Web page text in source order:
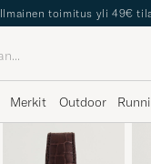
Ilmainen toimitus yli 49€
Merkit Outdoor